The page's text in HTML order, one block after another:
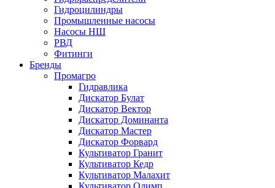
Гидроцилиндры
Промышленные насосы
Насосы НШ
РВД
Фитинги
Бренды
Промагро
Гидравлика
Дискатор Булат
Дискатор Вектор
Дискатор Доминанта
Дискатор Мастер
Дискатор Форвард
Культиватор Гранит
Культиватор Кедр
Культиватор Малахит
Культиватор Олимп